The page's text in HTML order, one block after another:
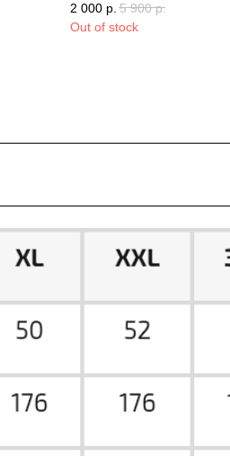
2 000 р. 5 900 р.
Out of stock